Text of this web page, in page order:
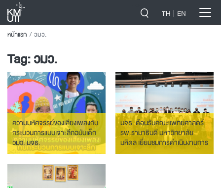
TH EN
หน้าแรก วมว.
Tag:วมว.
ความมหัศจรรย์ของเสียงเพลงกับ
กระบวนการแบบเจาะลึกฉบับเด็ก
วมว. มจธ.
มจธ. ต้อนรับคณะแพทยศาสตร์
รพ.รามาธิบดี มหาวิทยาลัย
มหิดล เยี่ยมชมการดำเนินงานการ
เรียนการสอน Gifted Education